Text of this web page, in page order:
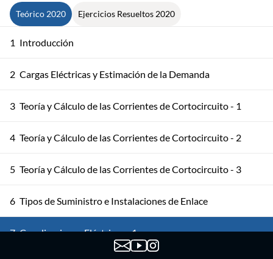
Teórico 2020 Ejercicios Resueltos 2020
1 Introducción
2 Cargas Eléctricas y Estimación de la Demanda
3 Teoría y Cálculo de las Corrientes de Cortocircuito - 1
4 Teoría y Cálculo de las Corrientes de Cortocircuito - 2
5 Teoría y Cálculo de las Corrientes de Cortocircuito - 3
6 Tipos de Suministro e Instalaciones de Enlace
7 Canalizaciones Eléctricas - 1